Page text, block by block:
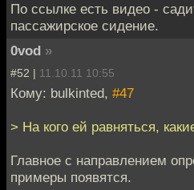
По ссылке есть видео -
пассажирское сидение.
0vod »
#52 | 11.10.11 10:55
Кому: bulkinted, #47
> На кого ей равняться,
Главное с направлением
примеры появятся.